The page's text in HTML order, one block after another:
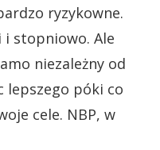
ryzykowne.
stopniowo. Ale
niezależny od
lepszego póki co
cele. NBP, w